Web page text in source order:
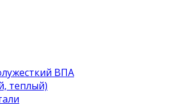
ВПА
теплый)